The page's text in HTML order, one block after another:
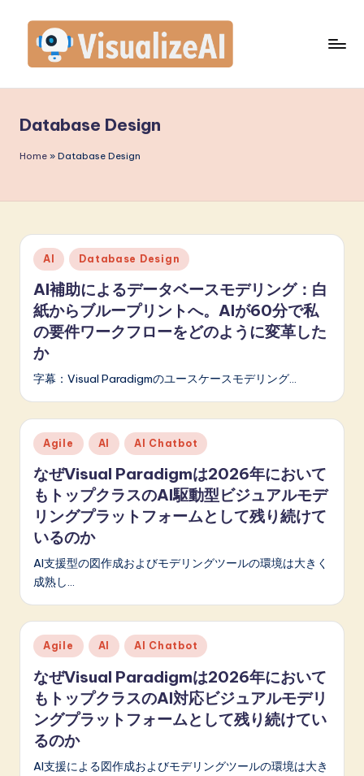
content
u
a
e
A
J
a
p
a
n
e
s
e
-
L
a
t
e
s
t
in
A
Database Design
Home » Database Design
Posted
in
AI Database Design
AI補助によるデータベースモデリング：白
紙からブループリントへ。AIが60分で私
の要件ワークフローをどのように変革した
か
字幕：Visual Paradigmのユースケースモデリング…
Posted
in
Agile AI AI Chatbot
なぜVisual Paradigmは2026年において
もトップクラスのAI駆動型ビジュアルモデ
リングプラットフォームとして残り続けて
いるのか
AI支援型の図作成およびモデリングツールの環境は大きく
成熟し…
Posted
in
Agile AI AI Chatbot
なぜVisual Paradigmは2026年において
もトップクラスのAI対応ビジュアルモデリ
ングプラットフォームとして残り続けてい
るのか
AI支援による図作成およびモデリングツールの環境は大き